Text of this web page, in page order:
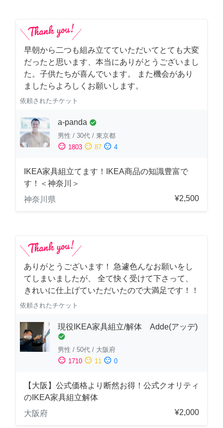
早朝から二つも組み立てていただいてとても大変
だったと思います、本当にありがとうございまし
た。子供たちが喜んでいます。 また機会があり
ましたらよろしくお願いします。
依頼されたチケット
a-panda check_circle
男性 / 30代 / 東京都
sentiment_satisfied 1803 sentiment_neutral 87 sentiment_dissatisfied 4
IKEA家具組立てます！IKEA商品の知識豊富で
す！＜神奈川＞
神奈川県
¥2,500
ありがとうございます！ 急遽色んなお願いをし
てしまいましたが、 全て快く受けて下さって、
きれいに仕上げていただいたので大満足です！！
依頼されたチケット
現役IKEA家具組立/解体 Adde(アッデ)
check_circle
男性 / 50代 / 大阪府
sentiment_satisfied 1710 sentiment_neutral 11 sentiment_dissatisfied 0
【大阪】公式価格より断然お得！公式クオリティ
のIKEA家具組立解体
大阪府
¥2,000